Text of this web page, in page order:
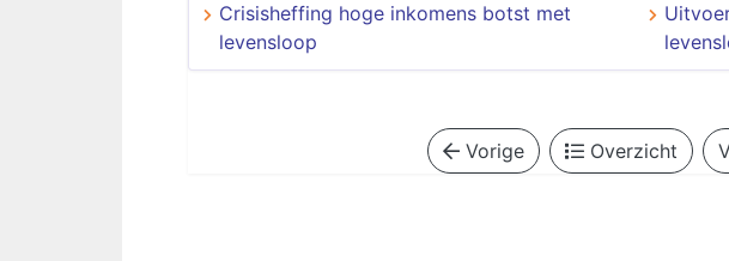
Crisisheffing hoge inkomens botst met
levensloop
Vorige Overzicht